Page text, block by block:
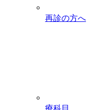
再診の方へ
療科目